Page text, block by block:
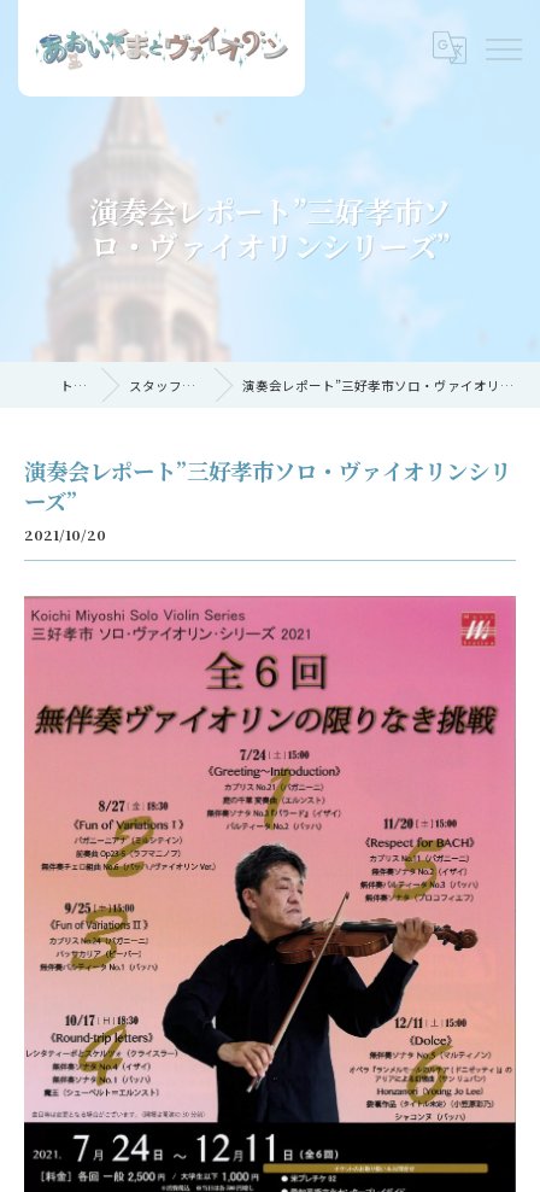
演奏会レポート”三好孝市ソ
ロ・ヴァイオリンシリーズ”
トップ スタッフブログ 演奏会レポート”三好孝市ソロ・ヴァイオリンシリーズ”
演奏会レポート”三好孝市ソロ・ヴァイオリンシリ
ーズ”
2021/10/20